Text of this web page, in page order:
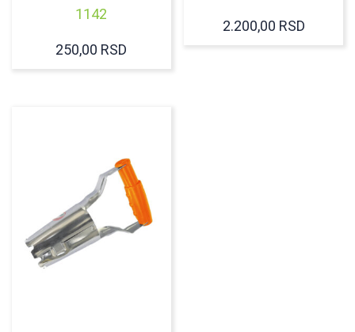
1142
250,00 RSD
2.200,00 RSD